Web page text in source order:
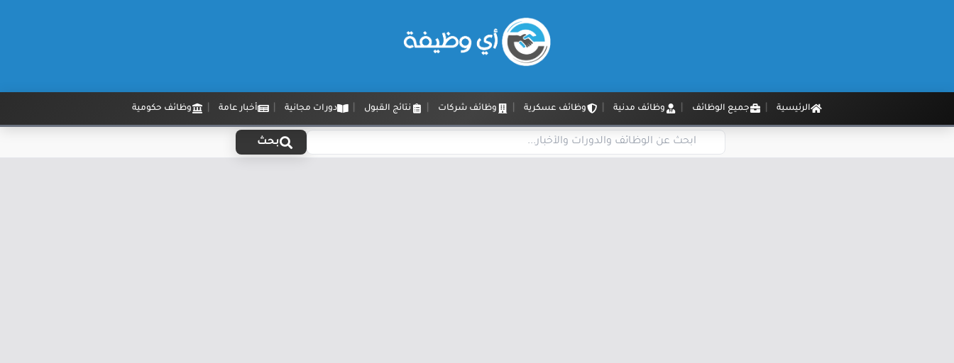
الرئيسية جميع الوظائف وظائف مدنية وظائف عسكرية وظائف شركات نتائج القبول دورات مجانية أخبار عامة وظائف حكومية
بحث